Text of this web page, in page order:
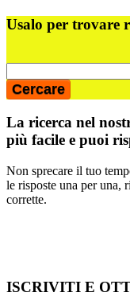
Usalo per trovare
La ricerca nel
più facile e puoi
Non sprecare il tuo
le risposte una per una,
corrette.
ISCRIVITI E